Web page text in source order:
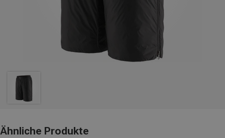
Ähnliche Produkte